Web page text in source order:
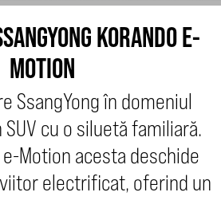
KORANDO E-
MOTION
SsangYong în domeniul
cu o siluetă familiară.
Motion acesta deschide
electrificat, oferind un